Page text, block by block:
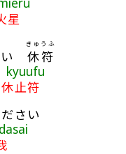
星
い 休符
きゅうふ
止符
さい